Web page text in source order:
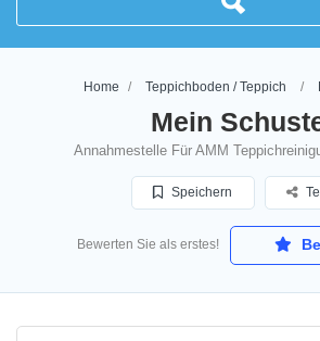
Home Teppichboden / Teppich
Mein
Annahmestelle Für AMM
Speichern
Bewerten Sie als erstes!